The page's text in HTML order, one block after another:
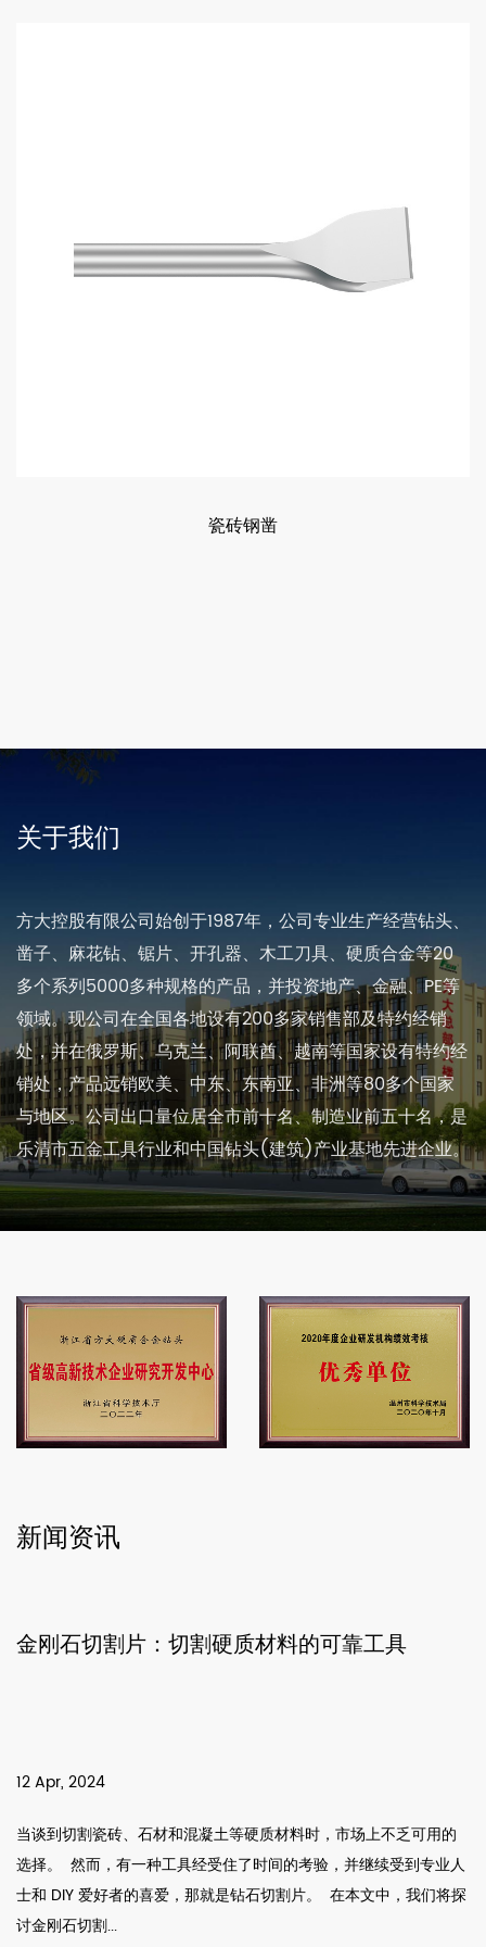
瓷砖钢凿
关于我们
方大控股有限公司始创于1987年，公司专业生产经营钻头、
凿子、麻花钻、锯片、开孔器、木工刀具、硬质合金等20
多个系列5000多种规格的产品，并投资地产、金融、PE等
领域。现公司在全国各地设有200多家销售部及特约经销
处，并在俄罗斯、乌克兰、阿联酋、越南等国家设有特约经
销处，产品远销欧美、中东、东南亚、非洲等80多个国家
与地区。公司出口量位居全市前十名、制造业前五十名，是
乐清市五金工具行业和中国钻头(建筑)产业基地先进企业。
新闻资讯
可靠工具
时，市场上不乏可用的
验，并继续受到专业人
。 在本文中，我们将探
孔锯：平滑、准确孔切割的
在各种材料上切割孔时，市场上不乏可
种经受住时间考验并继续受到专业人士
在本文中，我们将探讨孔锯的优点和功